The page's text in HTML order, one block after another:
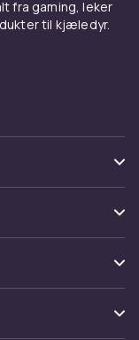
fra gaming, leker
til kjæledyr.